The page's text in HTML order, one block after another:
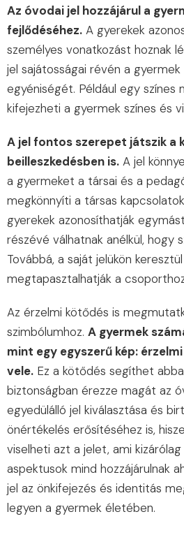
Az óvodai jel hozzájárul a
fejlődéséhez. A gyerekek
személyes vonatkozást hoznak
jel sajátosságai révén a
egyéniségét. Például egy színes
kifejezheti a gyermek színes és
A jel fontos szerepet játszik a
beilleszkedésben is. A jel
a gyermeket a társai és a
megkönnyíti a társas
gyerekek azonosíthatják
részévé válhatnak anélkül, hogy
Továbbá, a saját jelükön
megtapasztalhatják a
Az érzelmi kötődés is
szimbólumhoz. A gyermek
mint egy egyszerű kép:
vele. Ez a kötődés segíthet
biztonságban érezze magát az
egyedülálló jel kiválasztása és
önértékelés erősítéséhez is,
viselheti azt a jelet, ami kizárólag
aspektusok mind hozzájárulnak
jel az önkifejezés és identitás
legyen a gyermek életében.